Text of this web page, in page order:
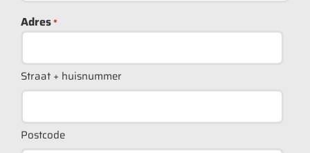
Adres*
Straat + huisnummer
Postcode